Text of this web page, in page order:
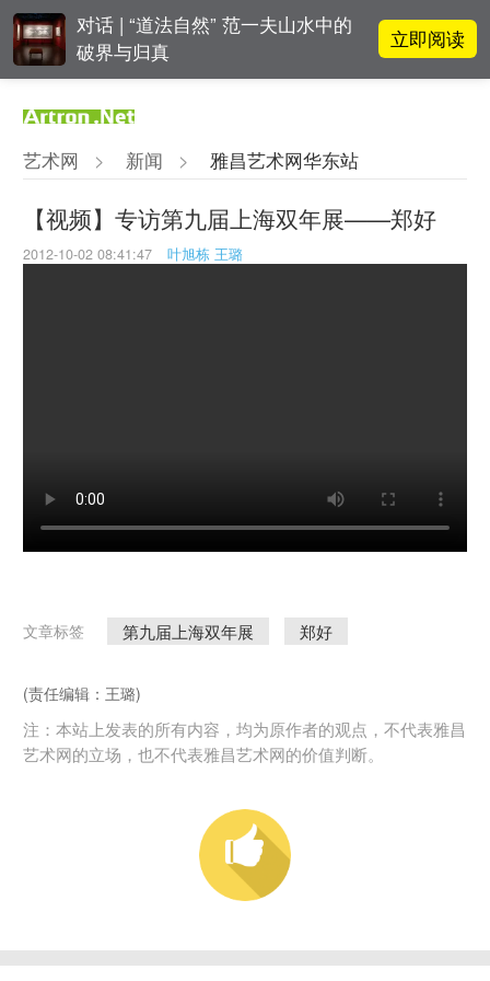
对话 | “道法自然” 范一夫山水中的
破界与归真
立即阅读
界
吕晓：北京画院两个中心十年 跨学
科带来齐白石研究新突破
翟莫梵：绘画少年的广阔天空 立即阅读
艺术网 > 新闻 > 雅昌艺术网华东站
【视频】专访第九届上海双年展——郑好
2012-10-02 08:41:47 叶旭栋 王璐
文章标签 第九届上海双年展 郑好
(责任编辑：王璐)
注：本站上发表的所有内容，均为原作者的观点，不代表雅昌
艺术网的立场，也不代表雅昌艺术网的价值判断。